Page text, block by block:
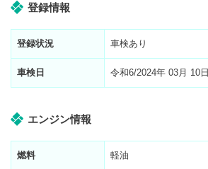
登録情報
登録状況 車検あり
車検日 令和6/2024年 03月 10日
エンジン情報
燃料 軽油